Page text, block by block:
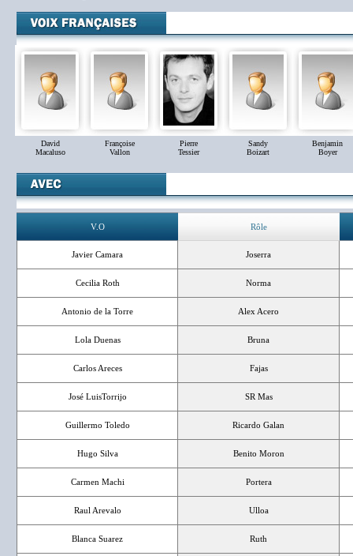
David
Macaluso
Françoise
Vallon
Pierre
Tessier
Sandy
Boizart
Benjamin
Boyer
V.O Rôle
Javier Camara Joserra
Cecilia Roth Norma
Antonio de la Torre Alex Acero
Lola Duenas Bruna
Carlos Areces Fajas
José LuisTorrijo SR Mas
Guillermo Toledo Ricardo Galan
Hugo Silva Benito Moron
Carmen Machi Portera
Raul Arevalo Ulloa
Blanca Suarez Ruth